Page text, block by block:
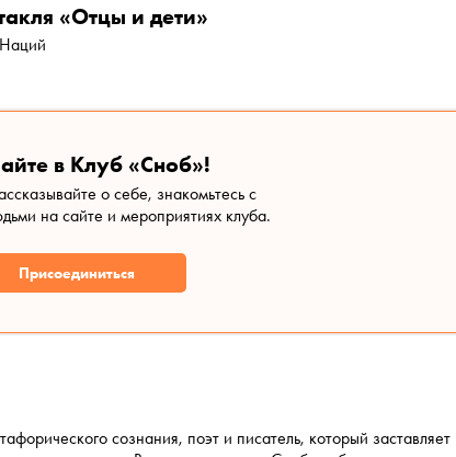
«Отцы и дети»
в Клуб «Сноб»!
о себе, знакомьтесь с
на сайте и мероприятиях клуба.
Присоединиться
сознания, поэт и писатель, который заставляет